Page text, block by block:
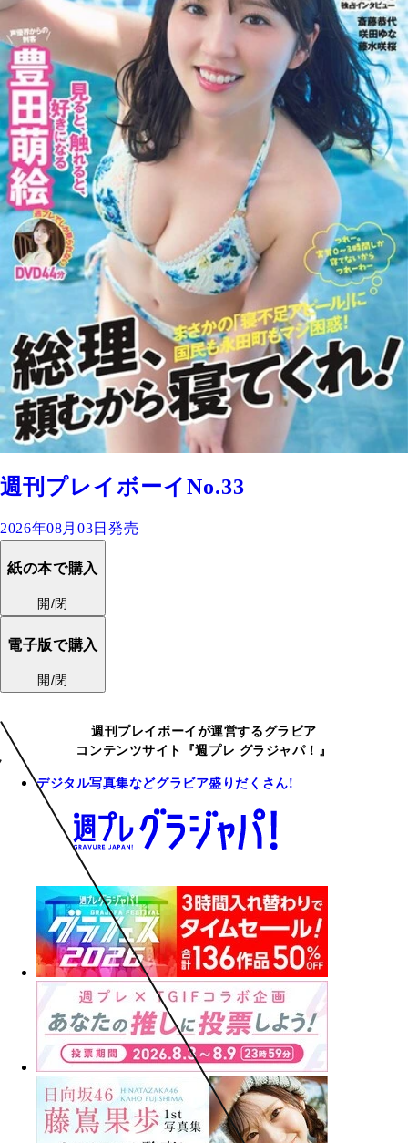
週刊プレイボーイNo.33
2026年08月03日発売
紙の本で購入
開/閉
電子版で購入
開/閉
週刊プレイボーイが運営するグラビア
コンテンツサイト『週プレ グラジャパ！』
デジタル写真集などグラビア盛りだくさん!